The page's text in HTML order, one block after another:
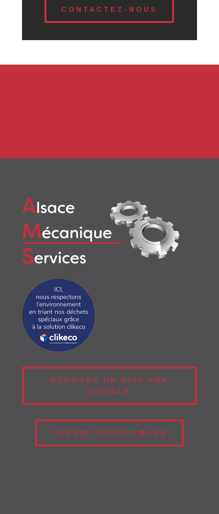
CONTACTEZ-NOUS
DÉPOSER UN AVIS SUR
GOOGLE
OUVRIR GOOGLEMAPS